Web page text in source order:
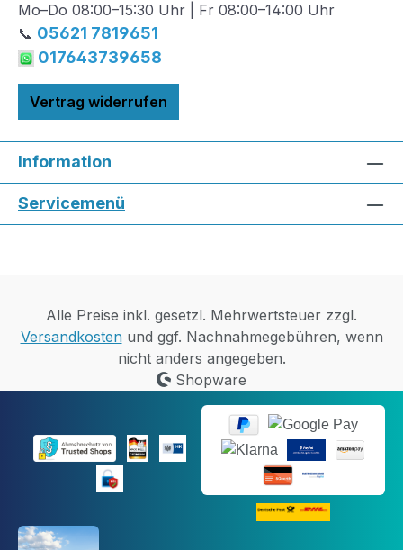
Mo–Do 08:00–15:30 Uhr | Fr 08:00–14:00 Uhr
📞 05621 7819651
017643739658
Vertrag widerrufen
Information
Servicemenü
Alle Preise inkl. gesetzl. Mehrwertsteuer zzgl.
Versandkostenund ggf. Nachnahmegebühren, wenn
nicht anders angegeben.
Shopware